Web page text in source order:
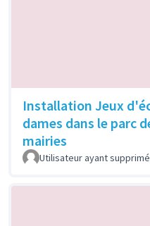
Installation Jeux
dames dans le parc
mairies
Utilisateur ayant